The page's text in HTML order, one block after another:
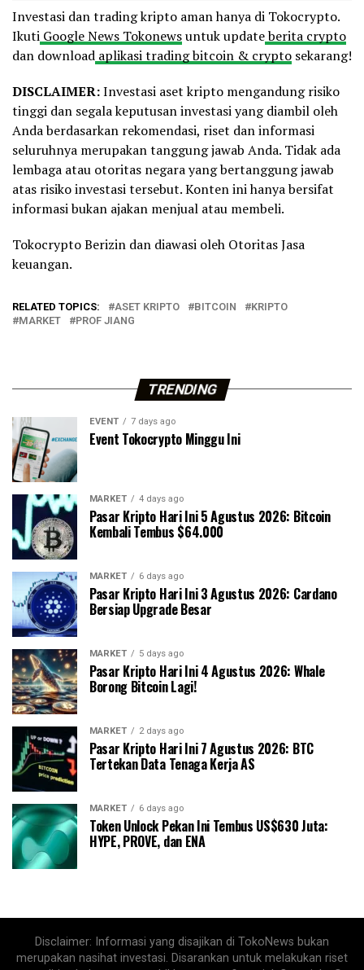
Investasi dan trading kripto aman hanya di Tokocrypto.
Ikuti Google News Tokonewsuntuk updateberita crypto
dan download aplikasi trading bitcoin & crypto sekarang!
DISCLAIMER:Investasi aset kripto mengandung risiko
tinggi dan segala keputusan investasi yang diambil oleh
Anda berdasarkan rekomendasi, riset dan informasi
seluruhnya merupakan tanggung jawab Anda. Tidak ada
lembaga atau otoritas negara yang bertanggung jawab
atas risiko investasi tersebut. Konten ini hanya bersifat
informasi bukan ajakan menjual atau membeli.
Tokocrypto Berizin dan diawasi oleh Otoritas Jasa
keuangan.
RELATED TOPICS: ASET KRIPTO BITCOIN
KRIPTO
MARKET
PROF JIANG
TRENDING
EVENT 7 days ago
Event Tokocrypto Minggu Ini
MARKET 4 days ago
Pasar Kripto Hari Ini 5 Agustus 2026: Bitcoin
Kembali Tembus $64.000
MARKET 6 days ago
Pasar Kripto Hari Ini 3 Agustus 2026: Cardano
Bersiap Upgrade Besar
MARKET 5 days ago
Pasar Kripto Hari Ini 4 Agustus 2026: Whale
Borong Bitcoin Lagi!
MARKET 2 days ago
Pasar Kripto Hari Ini 7 Agustus 2026: BTC
Tertekan Data Tenaga Kerja AS
MARKET 6 days ago
Token Unlock Pekan Ini Tembus US$630 Juta:
HYPE, PROVE, dan ENA
Disclaimer: Informasi yang disajikan di TokoNews bukan
merupakan nasihat investasi. Disarankan untuk melakukan riset